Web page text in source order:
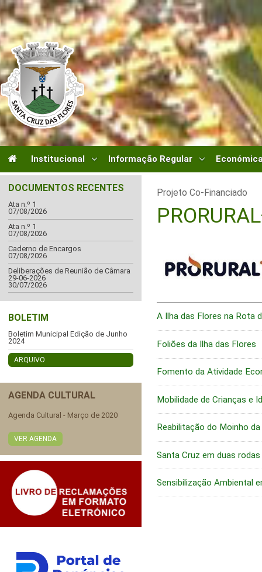
Institucional Informação Regular
DOCUMENTOS RECENTES
Ata n.º 1
07/08/2026
Ata n.º 1
07/08/2026
Caderno de Encargos
07/08/2026
Deliberações de Reunião de Câmara
29-06-2026
30/07/2026
BOLETIM
Boletim Municipal Edição de Junho
2024
ARQUIVO
AGENDA CULTURAL
Agenda Cultural - Março de 2020
VER AGENDA
Projeto Co-Financiado
A Ilha das Flores na Rota
Foliões da Ilha das Flores
Fomento da Atividade
Mobilidade de Crianças e
Reabilitação do Moinho
Santa Cruz em duas rodas
Sensibilização Ambiental